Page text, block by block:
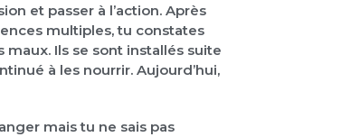
et passer à l’action. Après
multiples, tu constates
Ils se sont installés suite
à les nourrir. Aujourd’hui,
mais tu ne sais pas